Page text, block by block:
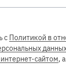
с Политикой в
сайтом,